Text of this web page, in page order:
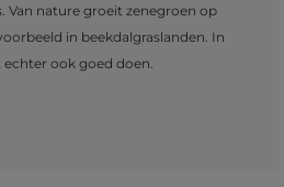
Van nature groeit zenegroen op
in beekdalgraslanden. In
ook goed doen.